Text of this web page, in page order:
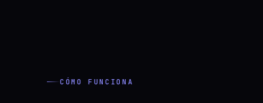
CÓMO FUNCIONA